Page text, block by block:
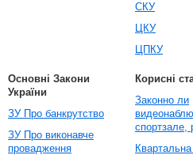
СКУ
ЦКУ
ЦПКУ
Основні Закони
України
ЗУ Про банкрутство
ЗУ Про виконавче
провадження
Корисні
Законно ли
спортзале,
Квартальна